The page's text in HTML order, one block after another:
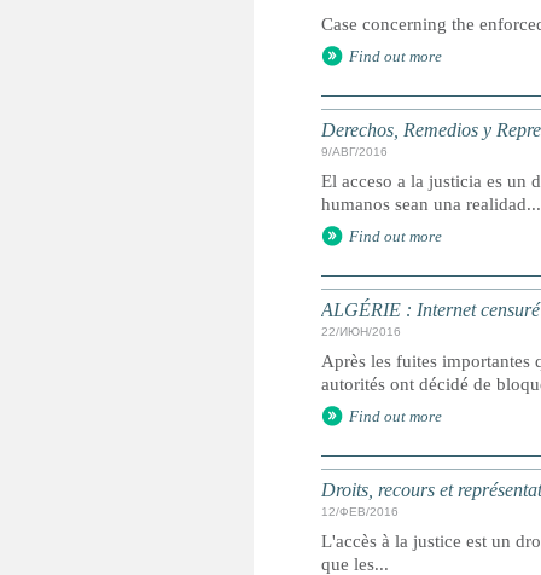
Case concerning the
Find out more
Derechos, Remedios y
9/АВГ/2016
El acceso a la justicia es un
humanos sean una realidad...
Find out more
ALGÉRIE : Internet
22/ИЮН/2016
Après les fuites importantes
autorités ont décidé de
Find out more
Droits, recours et
12/ФЕВ/2016
L'accès à la justice est un
que les...